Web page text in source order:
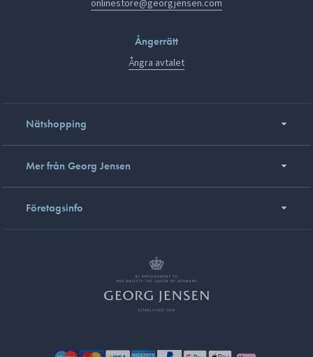
onlinestore@georgjensen.com
Ångerrätt
Ångra avtalet
Nätshopping
Mer från Georg Jensen
Företagsinfo